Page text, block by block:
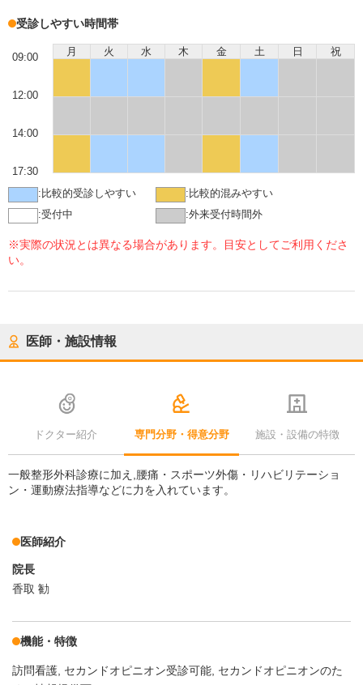
受診しやすい時間帯
月 火 水 木 金 土 日 祝
09:00
12:00
14:00
17:30
: 比較的受診しやすい : 比較的混みやすい
:受付中 :外来受付時間外
※実際の状況とは異なる場合があります。目安としてご利用くださ
い。
医師・施設情報
ドクター紹介 専門分野・得意分野 施設・設備の特徴
一般整形外科診療に加え,腰痛・スポーツ外傷・リハビリテーショ
ン・運動療法指導などに力を入れています。
医師紹介
院長
香取 勧
機能・特徴
訪問看護 セカンドオピニオン受診可能 セカンドオピニオンのた